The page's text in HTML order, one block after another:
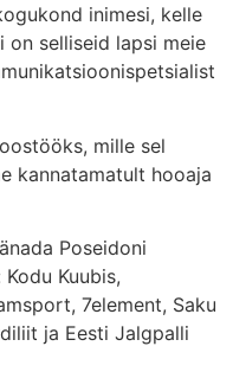
inimesi, kelle
on selliseid lapsi meie
mille sel
kannatamatult hooaja
Poseidoni
Kuubis,
7element, Saku
ja Eesti Jalgpalli